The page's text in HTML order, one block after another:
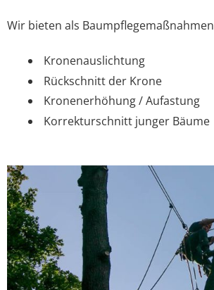
Wir bieten als Baumpflegemaßnahmen
Kronenauslichtung
Rückschnitt der Krone
Kronenerhöhung / Aufastung
Korrekturschnitt junger Bäume